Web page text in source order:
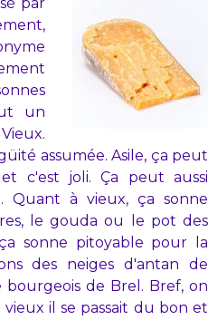
un
assumée. Asile, ça peut
c'est joli. Ça peut aussi
Quant à vieux, ça sonne
le gouda ou le pot des
sonne pitoyable pour la
des neiges d'antan de
bourgeois de Brel. Bref, on
il se passait du bon et